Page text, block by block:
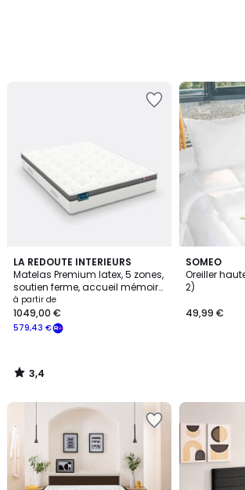
LA REDOUTE INTERIEURS
Matelas Premium latex, 5 zones,
soutien ferme, accueil mémoire
de forme
à partir de
579,43 €
1049,00 €
3,4
/ 5
3,4
/
SOMEO
Oreiller
2)
49,99 €